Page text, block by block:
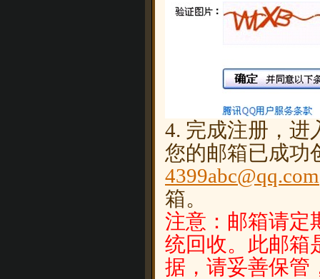
4. 完成注册，进
您的邮箱已成功
4399abc@qq.com
箱。
注意：邮箱请定
统回收。此邮箱
据，请妥善保管